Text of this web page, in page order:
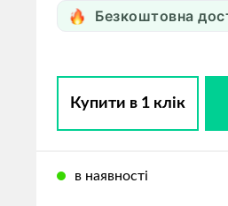
Безкоштовна
Купити в 1 клік
в наявності